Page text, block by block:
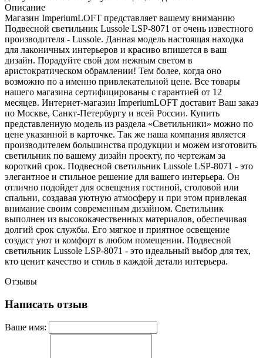
Описание
Магазин ImperiumLOFT представляет вашему вниманию
Подвесной светильник Lussole LSP-8071 от очень известного
производителя - Lussole. Данная модель настоящая находка
для лаконичных интерьеров и красиво впишется в ваш
дизайн. Порадуйте свой дом нежным светом в
аристократическом обрамлении! Тем более, когда оно
возможно по а именно привлекательной цене. Все товары
нашего магазина сертифицированы с гарантией от 12
месяцев. Интернет-магазин ImperiumLOFT доставит Ваш заказ
по Москве, Санкт-Петербургу и всей России. Купить
представленную модель из раздела «Светильники» можно по
цене указанной в карточке. Так же наша компания является
производителем большинства продукции и можем изготовить
светильник по вашему дизайн проекту, по чертежам за
короткий срок. Подвесной светильник Lussole LSP-8071 - это
элегантное и стильное решение для вашего интерьера. Он
отлично подойдет для освещения гостиной, столовой или
спальни, создавая уютную атмосферу и при этом привлекая
внимание своим современным дизайном. Светильник
выполнен из высококачественных материалов, обеспечивая
долгий срок службы. Его мягкое и приятное освещение
создаст уют и комфорт в любом помещении. Подвесной
светильник Lussole LSP-8071 - это идеальный выбор для тех,
кто ценит качество и стиль в каждой детали интерьера.
Отзывы
Написать отзыв
Ваше имя: